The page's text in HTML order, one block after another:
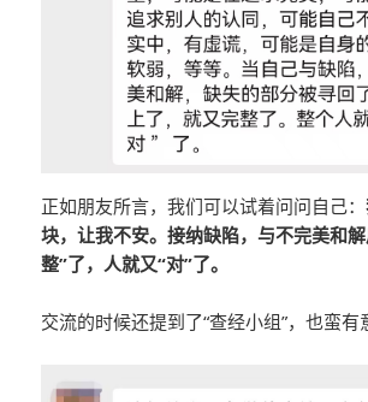
正如朋友所言，我们可以试着问问自己：
块，让我不安。接纳缺陷，与不完美和
整”了，人就又“对”了。
交流的时候还提到了“查经小组”，也蛮有